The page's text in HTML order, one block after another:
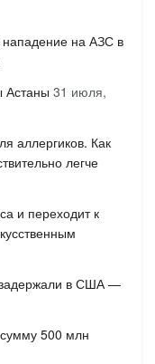
на АЗС в
Астаны 31 июля,
аллергиков. Как
легче
и переходит к
задержали в США —
500 млн